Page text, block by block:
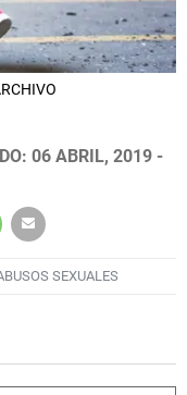
06 ABRIL, 2019 -
SEXUALES